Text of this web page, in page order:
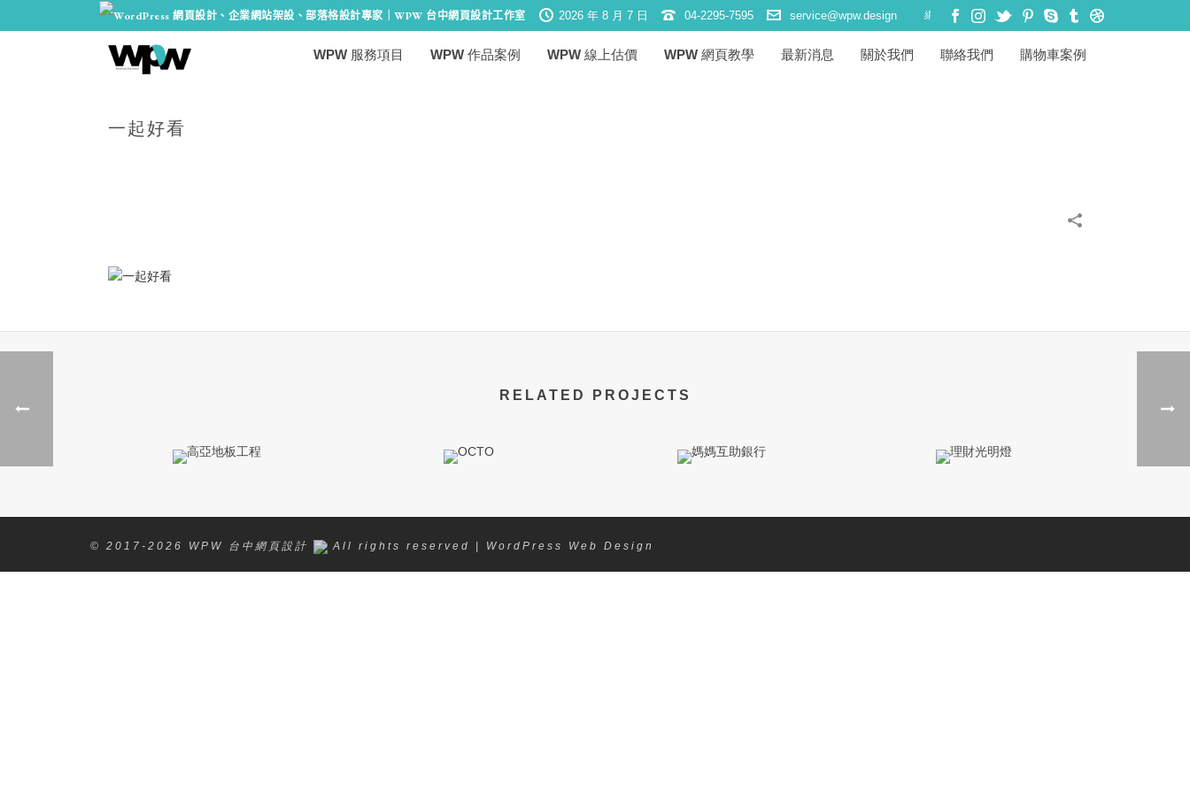
2026 年 8 月 7 日 04-2295-7595 service@wpw.design
WPW Design ☺ WordPress 網站架設 ・ WooCommerce 購物車系統 ・ Flutter 專
WPW 服務項目 WPW 作品案例 WPW 線上估價 WPW 網頁教學 最新消息 關於我們 聯絡我們 購物車案例
一起好看
RELATED PROJECTS
© 2017-2026 WPW 台中網頁設計 All rights reserved | WordPress Web Design